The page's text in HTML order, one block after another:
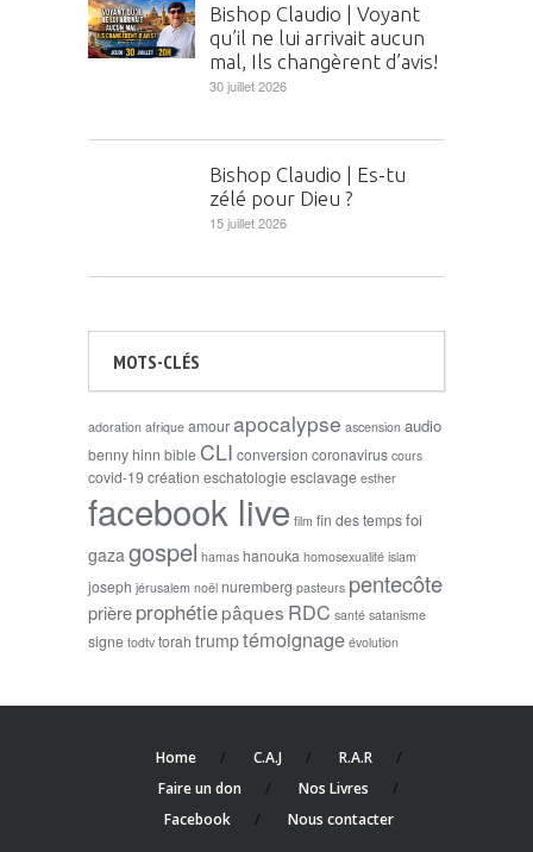
Bishop Claudio | Voyant
qu’il ne lui arrivait aucun
mal, Ils changèrent d’avis!
30 juillet 2026
Bishop Claudio | Es-tu
zélé pour Dieu ?
15 juillet 2026
MOTS-CLÉS
adoration afrique amourapocalypse ascension audio
benny hinn bible CLI conversion coronavirus cours
covid-19création eschatologieesclavage esther
facebook live film fin des tempsfoi
gaza gospel hamas hanouka homosexualité islam
joseph jérusalem noël nuremberg pasteurs pentecôte
prièreprophétiepâques RDC santé satanisme
signe todtv torah trumptémoignage évolution
Home C.A.J
R.A.R
Faire un don
Nos Livres
Facebook
Nous contacter